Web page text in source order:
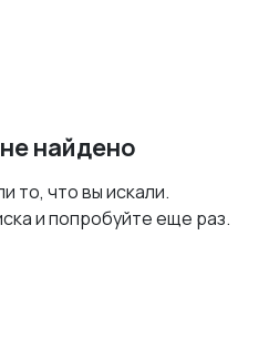
найдено
то, что вы искали.
и попробуйте еще раз.